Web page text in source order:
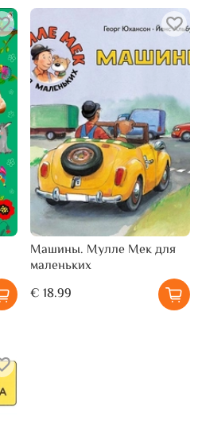
Машины. Мулле Мек для
маленьких
€ 18.99